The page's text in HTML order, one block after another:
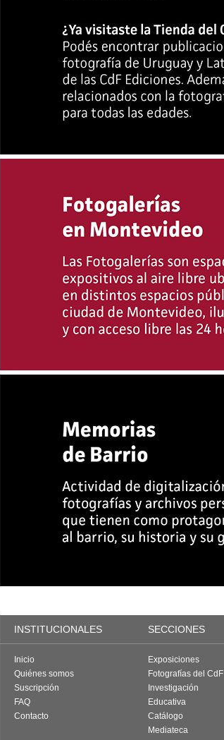
INSTITUCIONALES SECCIONES
Inicio
Quiénes somos
Suscripción
FAQ
Contacto
Exposiciones
Fotografías del CdF
Investigación
Educativa
Catálogo
Mediateca